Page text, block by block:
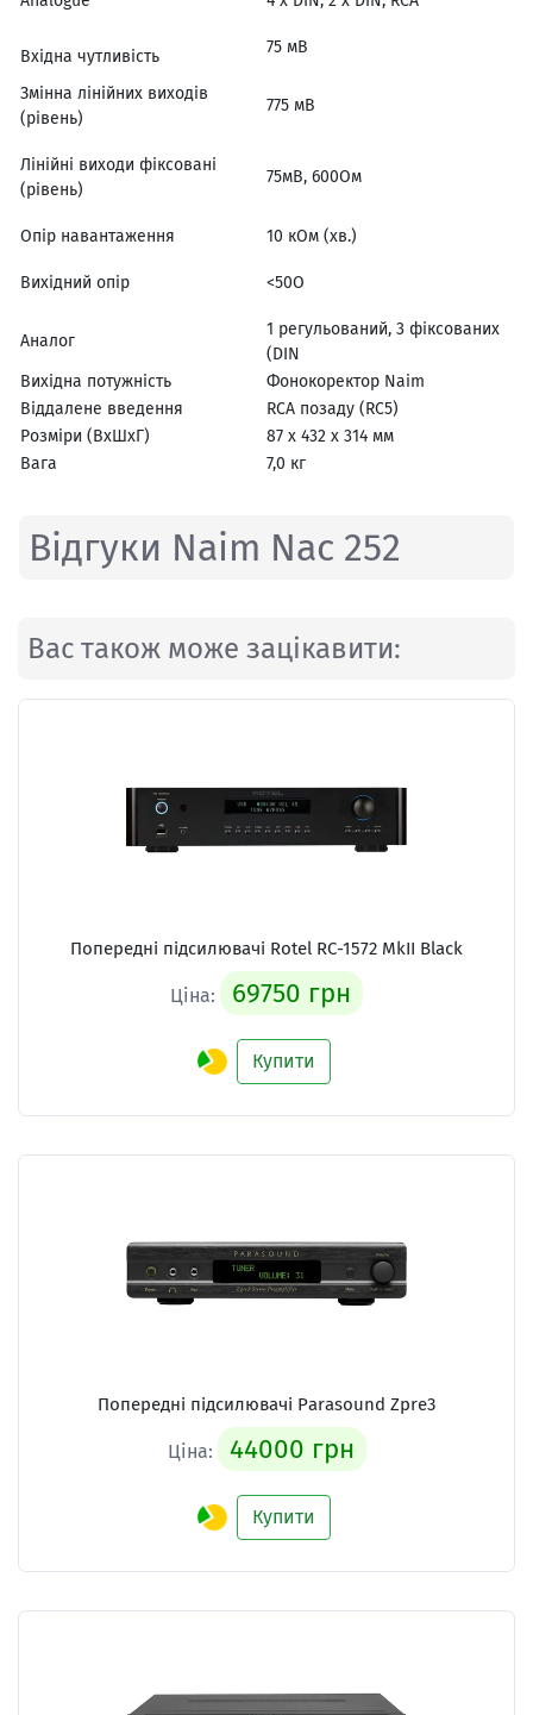
Вхідна чутливість 75 мВ
Змінна лінійних виходів
(рівень)
775 мВ
Лінійні виходи фіксовані
(рівень)
75мВ, 600Ом
Опір навантаження 10 кОм (хв.)
Вихідний опір <50О
Аналог
1 регульований, 3 фіксованих
(DIN
Вихідна потужність
Фонокоректор Naim
Віддалене введення
RCA позаду (RC5)
Розміри (ВхШхГ)
87 х 432 х 314 мм
Вага
7,0 кг
Відгуки Naim Nac 252
Вас також може зацікавити:
Попередні підсилювачі Rotel RC-1572 MkII Black
Ціна: 69750 грн
Купити
Попередні підсилювачі Parasound Zpre3
Ціна: 44000 грн
Купити